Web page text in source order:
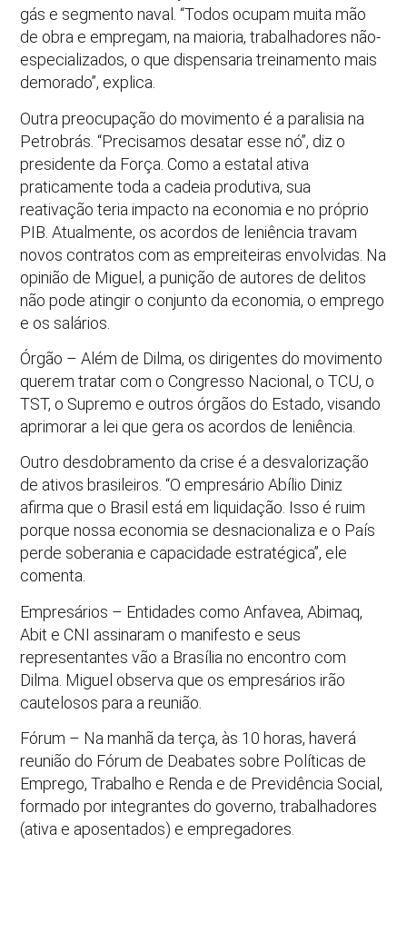
gás e segmento naval. “Todos ocupam muita mão
de obra e empregam, na maioria, trabalhadores não-
especializados, o que dispensaria treinamento mais
demorado”, explica.
Outra preocupação do movimento é a paralisia na
Petrobrás. “Precisamos desatar esse nó”, diz o
presidente da Força. Como a estatal ativa
praticamente toda a cadeia produtiva, sua
reativação teria impacto na economia e no próprio
PIB. Atualmente, os acordos de leniência travam
novos contratos com as empreiteiras envolvidas. Na
opinião de Miguel, a punição de autores de delitos
não pode atingir o conjunto da economia, o emprego
e os salários.
Órgão – Além de Dilma, os dirigentes do movimento
querem tratar com o Congresso Nacional, o TCU, o
TST, o Supremo e outros órgãos do Estado, visando
aprimorar a lei que gera os acordos de leniência.
Outro desdobramento da crise é a desvalorização
de ativos brasileiros. “O empresário Abílio Diniz
afirma que o Brasil está em liquidação. Isso é ruim
porque nossa economia se desnacionaliza e o País
perde soberania e capacidade estratégica”, ele
comenta.
Empresários – Entidades como Anfavea, Abimaq,
Abit e CNI assinaram o manifesto e seus
representantes vão a Brasília no encontro com
Dilma. Miguel observa que os empresários irão
cautelosos para a reunião.
Fórum – Na manhã da terça, às 10 horas, haverá
reunião do Fórum de Deabates sobre Políticas de
Emprego, Trabalho e Renda e de Previdência Social,
formado por integrantes do governo, trabalhadores
(ativa e aposentados) e empregadores.